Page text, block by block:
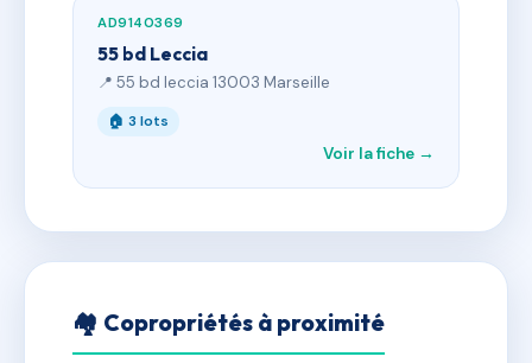
AD9140369
55 bd Leccia
📍 55 bd leccia 13003 Marseille
🏠 3 lots
Voir la fiche →
🏘 Copropriétés à proximité